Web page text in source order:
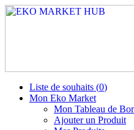
Liste de souhaits (0)
Mon Eko Market
Mon Tableau de
Ajouter un Produit